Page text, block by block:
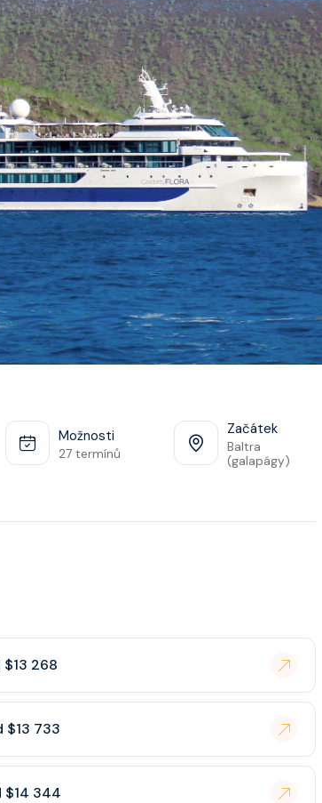
Možnosti
27 termínů
Začátek
Baltra
(galapágy)
$13 268
$13 733
$14 344